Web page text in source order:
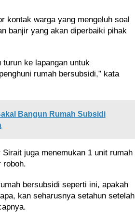
kontak warga yang mengeluh soal
banjir yang akan diperbaiki pihak
turun ke lapangan untuk
rumah bersubsidi,” kata
Bangun Rumah Subsidi
juga menemukan 1 unit rumah
roboh.
bersubsidi seperti ini, apakah
kan seharusnya setahun setelah